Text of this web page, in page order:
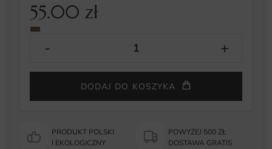
55.00 zł
DODAJ DO KOSZYKA
PRODUKT POLSKI
I EKOLOGICZNY
POWYŻEJ 500 ZŁ
DOSTAWA GRATIS